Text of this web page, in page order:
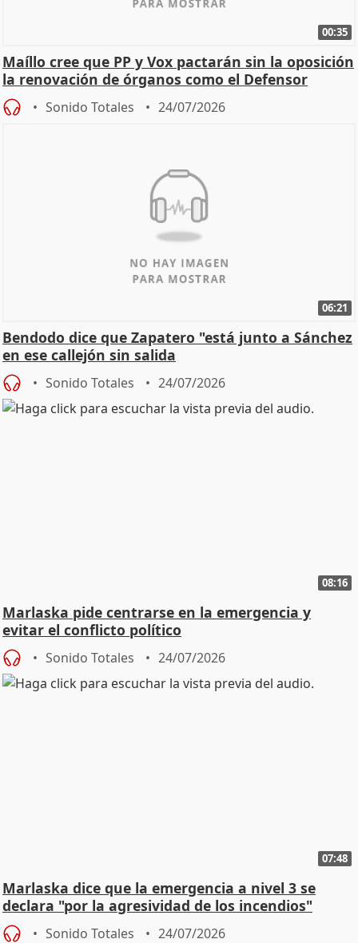
00:35
Maíllo cree que PP y Vox pactarán sin la oposición
la renovación de órganos como el Defensor
Sonido Totales 24/07/2026
06:21
Bendodo dice que Zapatero "está junto a Sánchez
en ese callejón sin salida
Sonido Totales 24/07/2026
08:16
Marlaska pide centrarse en la emergencia y
evitar el conflicto político
Sonido Totales 24/07/2026
07:48
Marlaska dice que la emergencia a nivel 3 se
declara "por la agresividad de los incendios"
Sonido Totales 24/07/2026